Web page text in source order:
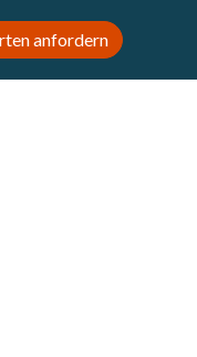
anfordern